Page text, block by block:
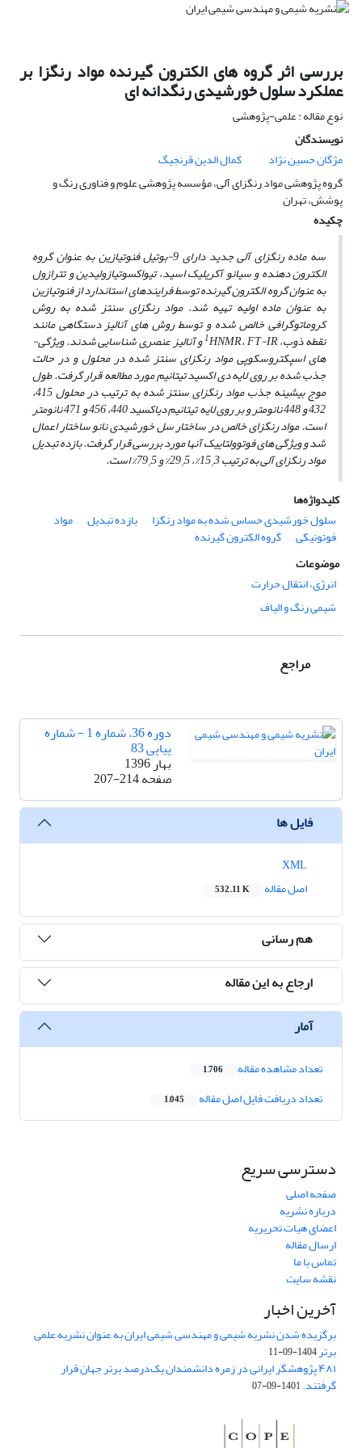
بررسی اثر گروه های الکترون گیرنده مواد رنگزا بر
عملکرد سلول خورشیدی رنگدانه ای
نوع مقاله : علمی-پژوهشی
نویسندگان
مژگان حسین نژاد
کمال الدین قرنجیگ
گروه پژوهشی مواد رنگزای آلی، مؤسسه پژوهشی علوم و فناوری رنگ و
پوشش، تهران
چکیده
سه ماده رنگزای آلی جدید دارای 9-بوتیل فنوتیازین به عنوان گروه
الکترون دهنده و سیانو آکریلیک اسید،تیواکسوتیازولیدین و تترازول
به عنوان گروه الکترون گیرنده توسط فرایندهای استاندارد از فنوتیازین
به عنوان ماده اولیه تهیه شد. مواد رنگزای سنتز شده به روش
کروماتوگرافی خالص ­شده و توسط روش­ های آنالیز دستگاهی مانند
نقطه ذوب، 1HNMR،FT-IR و آنالیز عنصری شناسایی شدند. ویژگی­
های اسپکتروسکوپی مواد رنگزای سنتز شده در محلول و در حالت
جذب شده بر روی لایه دی اکسید تیتانیم مورد مطالعه قرار گرفت. طول
موج بیشینه جذب مواد رنگزای سنتز شده به ترتیب در محلول 415،
432 و 448 نانومتر و بر روی لایه تیتانیم دی­اکسید 440، 456 و 471 نانومتر
است. مواد رنگزای خالص در ساختار سل خورشیدی نانو ساختار اعمال
شد و ویژگی­ های فوتوولتاییک آن­ها مورد بررسی قرار گرفت. بازده تبدیل
مواد رنگزای آلی به ترتیب 15 /3%، 29 /5% و 79 /5% است.
کلیدواژه‌ها
سلول خورشیدی حساس شده به مواد رنگزا
بازده تبدیل مواد
فوتونیکی
گروه الکترون گیرنده
موضوعات
انرژی، انتقال حرارت
شیمی رنگ و الیاف
مراجع
دوره 36، شماره 1 - شماره
پیاپی 83
بهار 1396
صفحه207-214
فایل ها
اصل مقاله
532.11 K
هم رسانی
ارجاع به این مقاله
آمار
تعداد مشاهده مقاله 1,706
تعداد دریافت فایل اصل مقاله 1,045
دسترسی سریع
صفحه اصلی
درباره نشریه
اعضای هیات تحریریه
ارسال مقاله
تماس با ما
نقشه سایت
آخرین اخبار
برگزیده شدن نشریه شیمی و مهندسی شیمی ایران به عنوان نشریه علمی
برتر1404-09-11
۴۸۱ پژوهشگر ایرانی در زمره دانشمندان یک‌درصد برتر جهان قرار
گرفتند.1401-09-07